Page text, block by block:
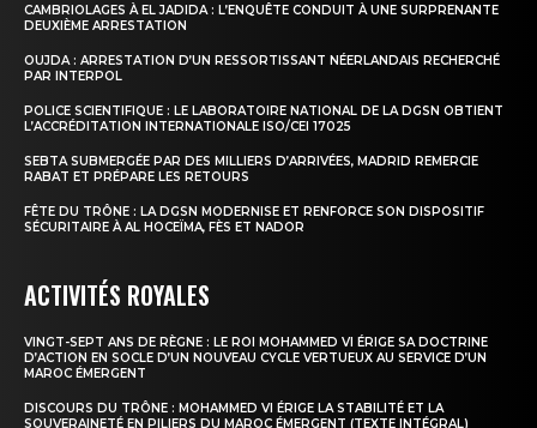
S'ABONNER MAINTENANT
Insight Publications
À propos
CAMBRIOLAGES À EL JADIDA : L’ENQUÊTE CONDUIT À UNE SURPRENANTE
DEUXIÈME ARRESTATION
OUJDA : ARRESTATION D’UN RESSORTISSANT NÉERLANDAIS RECHERCHÉ
PAR INTERPOL
POLICE SCIENTIFIQUE : LE LABORATOIRE NATIONAL DE LA DGSN OBTIENT
L’ACCRÉDITATION INTERNATIONALE ISO/CEI 17025
SEBTA SUBMERGÉE PAR DES MILLIERS D’ARRIVÉES, MADRID REMERCIE
RABAT ET PRÉPARE LES RETOURS
FÊTE DU TRÔNE : LA DGSN MODERNISE ET RENFORCE SON DISPOSITIF
SÉCURITAIRE À AL HOCEÏMA, FÈS ET NADOR
ACTIVITÉS ROYALES
VINGT-SEPT ANS DE RÈGNE : LE ROI MOHAMMED VI ÉRIGE SA DOCTRINE
D’ACTION EN SOCLE D’UN NOUVEAU CYCLE VERTUEUX AU SERVICE D’UN
MAROC ÉMERGENT
DISCOURS DU TRÔNE : MOHAMMED VI ÉRIGE LA STABILITÉ ET LA
SOUVERAINETÉ EN PILIERS DU MAROC ÉMERGENT (TEXTE INTÉGRAL)